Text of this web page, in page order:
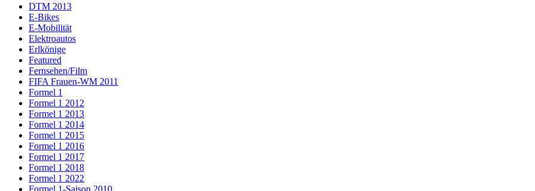
DTM 2013
E-Bikes
E-Mobilität
Elektroautos
Erlkönige
Featured
Fernsehen/Film
FIFA Frauen-WM 2011
Formel 1
Formel 1 2012
Formel 1 2013
Formel 1 2014
Formel 1 2015
Formel 1 2016
Formel 1 2017
Formel 1 2018
Formel 1 2022